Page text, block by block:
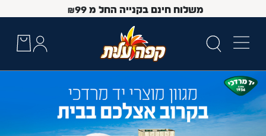
משלוח חינם בקנייה החל מ ₪99